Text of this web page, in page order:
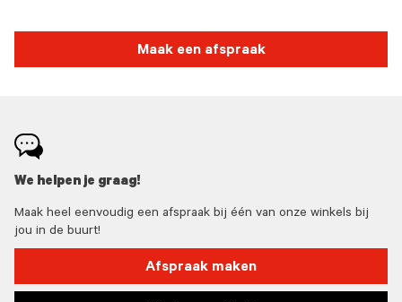
Maak een afspraak
We helpen je graag!
Maak heel eenvoudig een afspraak bij één van onze winkels bij
jou in de buurt!
Afspraak maken